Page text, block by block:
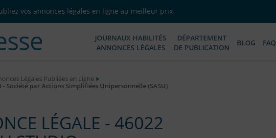
vos annonces légales en ligne au meilleur prix
JOURNAUX HABILITÉS
ANNONCES LÉGALES
DÉPARTEMENT
DE PUBLICATION
BLOG FAQ
Légales Publiées en Ligne
- Société par Actions Simplifiées Unipersonnelle (SASU)
LÉGALE - 46022